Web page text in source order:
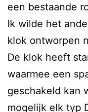
een bestaande
Ik wilde het
klok ontworpen
De klok heeft
waarmee een
geschakeld kan
mogelijk elk typ